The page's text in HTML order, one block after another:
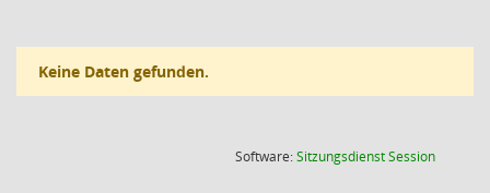
Keine Daten gefunden.
Software:SitzungsdienstSession(Wird in